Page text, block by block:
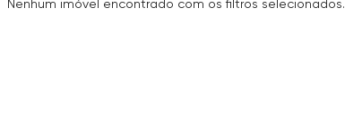
Nenhum imóvel encontrado com os filtros selecionados.